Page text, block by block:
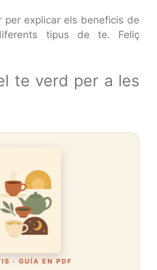
per explicar els beneficis de
tipus de te. Feliç
te verd per a les
· GUÍA EN PDF